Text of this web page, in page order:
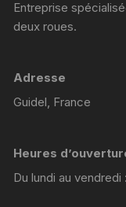
Entreprise
deux roues.
Adresse
Guidel, France
Heures
Du lundi au vendredi